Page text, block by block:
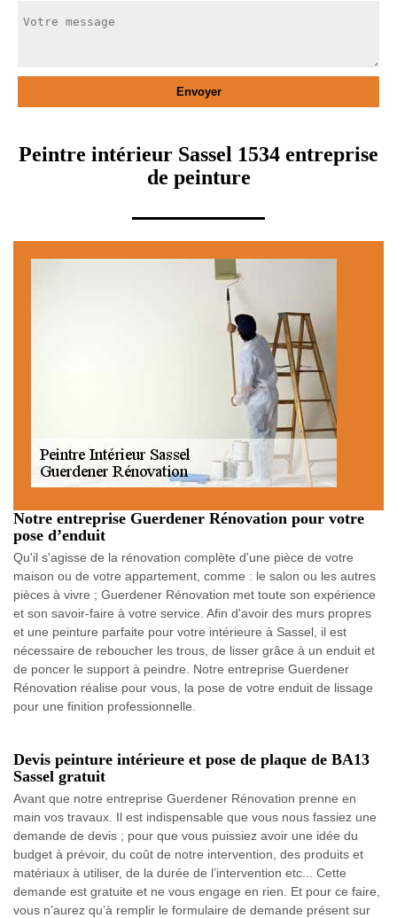
Peintre intérieur Sassel 1534 entreprise
de peinture
Notre entreprise Guerdener Rénovation pour votre
pose d’enduit
Qu'il s'agisse de la rénovation complète d'une pièce de votre
maison ou de votre appartement, comme : le salon ou les autres
pièces à vivre ; Guerdener Rénovation met toute son expérience
et son savoir-faire à votre service. Afin d'avoir des murs propres
et une peinture parfaite pour votre intérieure à Sassel, il est
nécessaire de reboucher les trous, de lisser grâce à un enduit et
de poncer le support à peindre. Notre entreprise Guerdener
Rénovation réalise pour vous, la pose de votre enduit de lissage
pour une finition professionnelle.
Devis peinture intérieure et pose de plaque de BA13
Sassel gratuit
Avant que notre entreprise Guerdener Rénovation prenne en
main vos travaux. Il est indispensable que vous nous fassiez une
demande de devis ; pour que vous puissiez avoir une idée du
budget à prévoir, du coût de notre intervention, des produits et
matériaux à utiliser, de la durée de l’intervention etc... Cette
demande est gratuite et ne vous engage en rien. Et pour ce faire,
vous n’aurez qu’à remplir le formulaire de demande présent sur